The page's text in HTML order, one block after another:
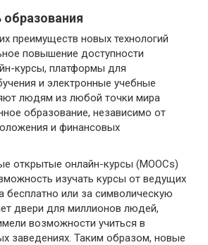
преимуществ новых технологий
повышение доступности
курсы, платформы для
и электронные учебные
людям из любой точки мира
образование, независимо от
и финансовых
открытые онлайн-курсы (MOOCs)
изучать курсы от ведущих
бесплатно или за символическую
двери для миллионов людей,
возможности учиться в
заведениях. Таким образом, новые